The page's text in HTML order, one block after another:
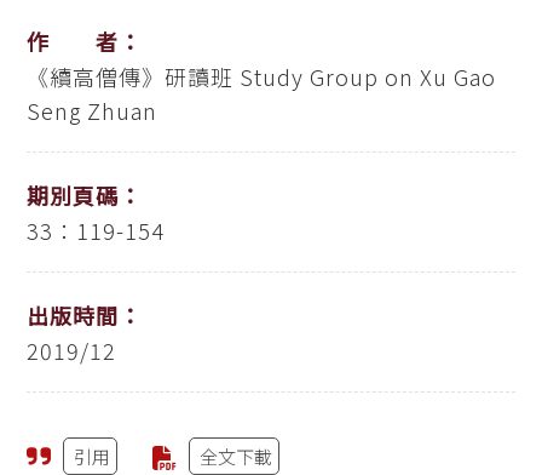
作 者：
《續高僧傳》研讀班 Study Group on Xu Gao
Seng Zhuan
期別頁碼：
33：119-154
出版時間：
2019/12
引用 全文下載